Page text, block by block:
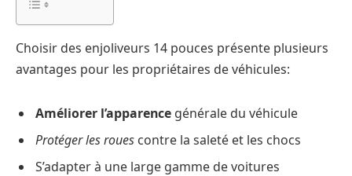
Choisir des enjoliveurs 14 pouces présente plusieurs
avantages pour les propriétaires de véhicules:
Améliorer l’apparence générale du véhicule
Protéger les roues contre la saleté et les chocs
S’adapter à une large gamme de voitures